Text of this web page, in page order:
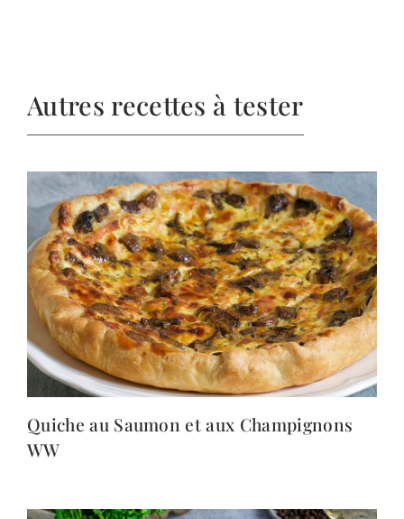
Autres recettes à tester
Quiche au Saumon et aux Champignons
WW